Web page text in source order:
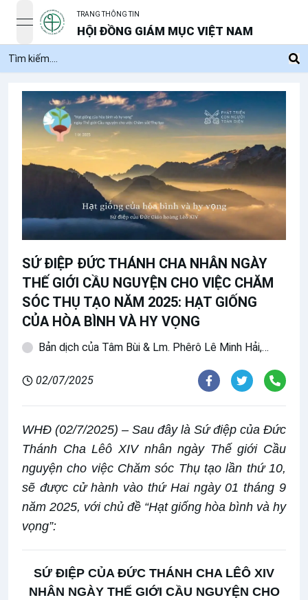
open navigation menu
TRANG THÔNG TIN
HỘI ĐỒNG GIÁM MỤC VIỆT NAM
SỨ ĐIỆP ĐỨC THÁNH CHA NHÂN NGÀY
THẾ GIỚI CẦU NGUYỆN CHO VIỆC CHĂM
SÓC THỤ TẠO NĂM 2025: HẠT GIỐNG
CỦA HÒA BÌNH VÀ HY VỌNG
Bản dịch của Tâm Bùi & Lm. Phêrô Lê Minh Hải,
02/07/2025
WHĐ (02/7/2025) – Sau đây là Sứ điệp của Đức
Thánh Cha Lêô XIV nhân ngày Thế giới Cầu
nguyện cho việc Chăm sóc Thụ tạo lần thứ 10,
sẽ được cử hành vào thứ Hai ngày 01 tháng 9
năm 2025, với chủ đề “Hạt giống hòa bình và hy
vọng”:
SỨ ĐIỆP CỦA ĐỨC THÁNH CHA LÊÔ XIV
NHÂN NGÀY THẾ GIỚI CẦU NGUYỆN CHO